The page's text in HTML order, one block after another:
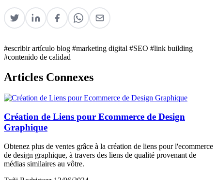
#escribir artículo blog #marketing digital #SEO #link building
#contenido de calidad
Articles Connexes
Création de Liens pour Ecommerce de Design
Graphique
Obtenez plus de ventes grâce à la création de liens pour l'ecommerce
de design graphique, à travers des liens de qualité provenant de
médias similaires au vôtre.